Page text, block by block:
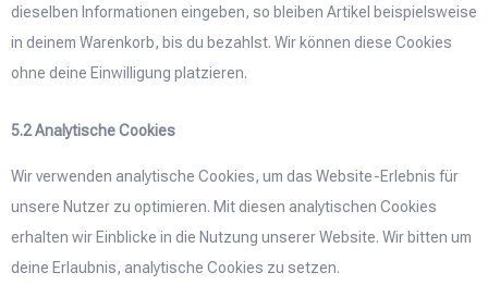
dieselben Informationen eingeben, so bleiben Artikel beispielsweise
in deinem Warenkorb, bis du bezahlst. Wir können diese Cookies
ohne deine Einwilligung platzieren.
5.2 Analytische Cookies
Wir verwenden analytische Cookies, um das Website-Erlebnis für
unsere Nutzer zu optimieren. Mit diesen analytischen Cookies
erhalten wir Einblicke in die Nutzung unserer Website. Wir bitten um
deine Erlaubnis, analytische Cookies zu setzen.